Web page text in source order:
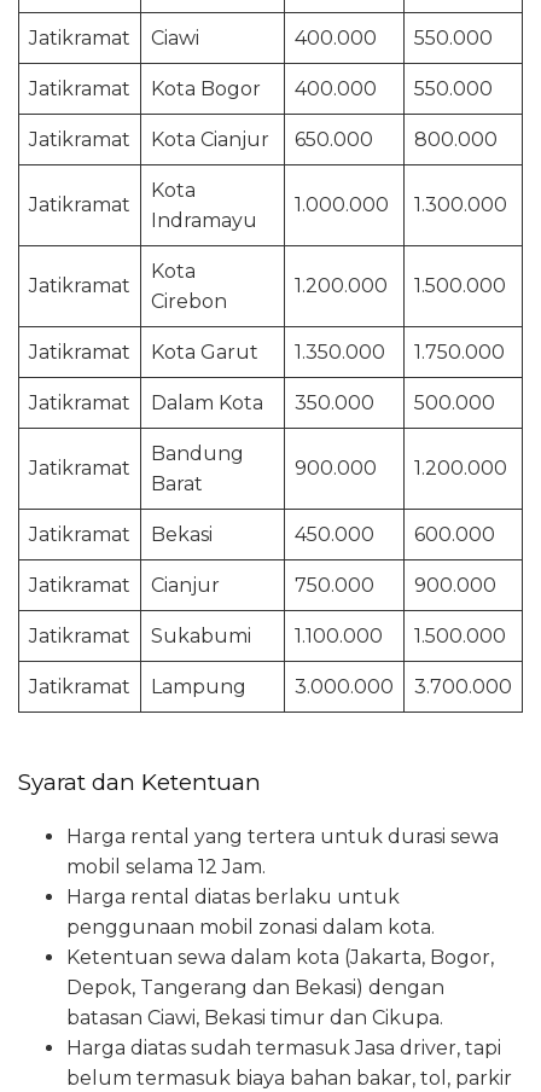
Jatikramat Ciawi 400.000 550.000
Jatikramat Kota Bogor 400.000 550.000
Jatikramat Kota Cianjur 650.000 800.000
Jatikramat
Kota
Indramayu
1.000.000 1.300.000
Jatikramat
Kota
Cirebon
1.200.000 1.500.000
Jatikramat Kota Garut 1.350.000 1.750.000
Jatikramat Dalam Kota 350.000 500.000
Jatikramat
Bandung
Barat
900.000 1.200.000
Jatikramat Bekasi 450.000 600.000
Jatikramat Cianjur 750.000 900.000
Jatikramat Sukabumi 1.100.000 1.500.000
Jatikramat Lampung 3.000.000 3.700.000
Syarat dan Ketentuan
Harga rental yang tertera untuk durasi sewa
mobil selama 12 Jam.
Harga rental diatas berlaku untuk
penggunaan mobil zonasi dalam kota.
Ketentuan sewa dalam kota (Jakarta, Bogor,
Depok, Tangerang dan Bekasi) dengan
batasan Ciawi, Bekasi timur dan Cikupa.
Harga diatas sudah termasuk Jasa driver, tapi
belum termasuk biaya bahan bakar, tol, parkir